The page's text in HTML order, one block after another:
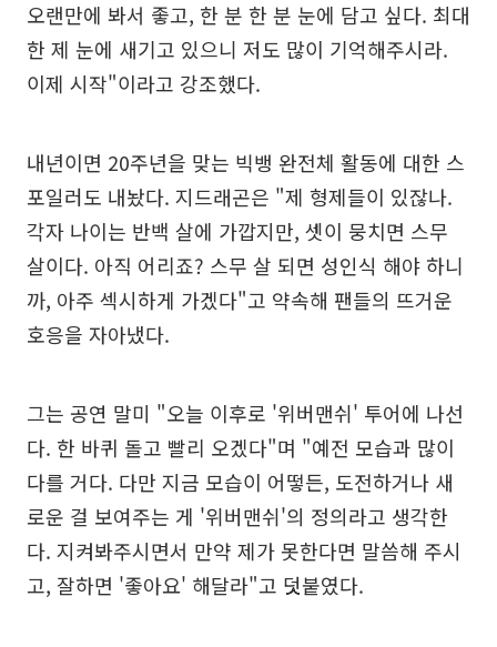
오랜만에 봐서 좋고, 한 분 한 분 눈에 담고 싶다. 최대
한 제 눈에 새기고 있으니 저도 많이 기억해주시라.
이제 시작"이라고 강조했다.
내년이면 20주년을 맞는 빅뱅 완전체 활동에 대한 스
포일러도 내놨다. 지드래곤은 "제 형제들이 있잖나.
각자 나이는 반백 살에 가깝지만, 셋이 뭉치면 스무
살이다. 아직 어리죠? 스무 살 되면 성인식 해야 하니
까, 아주 섹시하게 가겠다"고 약속해 팬들의 뜨거운
호응을 자아냈다.
그는 공연 말미 "오늘 이후로 '위버맨쉬' 투어에 나선
다. 한 바퀴 돌고 빨리 오겠다"며 "예전 모습과 많이
다를 거다. 다만 지금 모습이 어떻든, 도전하거나 새
로운 걸 보여주는 게 '위버맨쉬'의 정의라고 생각한
다. 지켜봐주시면서 만약 제가 못한다면 말씀해 주시
고, 잘하면 '좋아요' 해달라"고 덧붙였다.